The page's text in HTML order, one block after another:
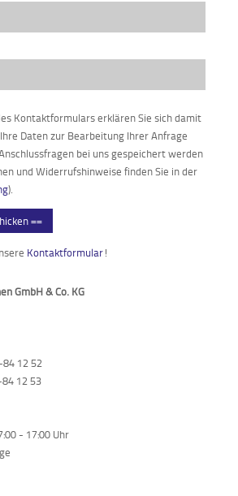
Kontaktformulars erklären Sie sich damit
Daten zur Bearbeitung Ihrer Anfrage
bei uns gespeichert werden
und Widerrufshinweise finden Sie in der
).
==
Kontaktformular!
GmbH & Co. KG
84 12 52
84 12 53
- 17:00 Uhr